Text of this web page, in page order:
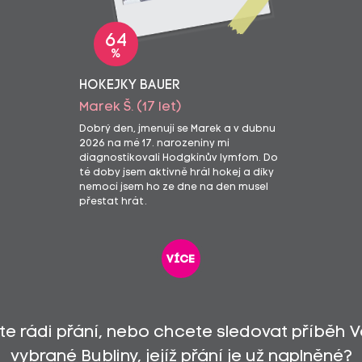
64
%
HOKEJKY BAUER
Marek Š. (17 let)
Dobrý den, jmenuji se Marek a v dubnu
2026 na mé 17. narozeniny mi
diagnostikovali Hodgkinův lymfom. Do
té doby jsem aktivně hrál hokej a díky
nemoci jsem ho ze dne na den musel
přestat hrát.
více
rádi přání, nebo chcete sledovat příběh
vybrané Bubliny, jejíž přání je už naplněné?